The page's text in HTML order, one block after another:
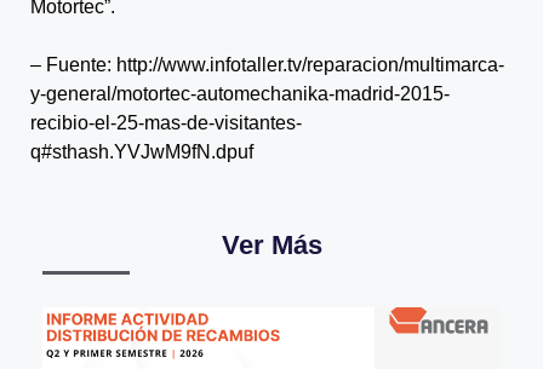
Motortec”.
– Fuente: http://www.infotaller.tv/reparacion/multimarca-
y-general/motortec-automechanika-madrid-2015-
recibio-el-25-mas-de-visitantes-
q#sthash.YVJwM9fN.dpuf
Ver Más